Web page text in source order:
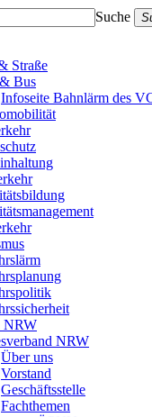
Suche
Straße
Bus
Infoseite Bahnlärm des
NRW
NRW
Über uns
Vorstand
Geschäftsstelle
Fachthemen